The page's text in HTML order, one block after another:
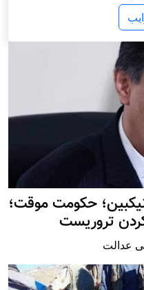
حکومت موقت؛
کردن تروریست
عدالت